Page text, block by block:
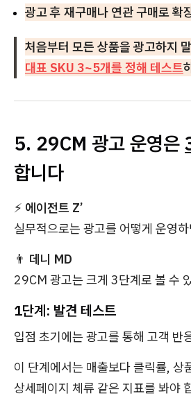
광고 후 재구매나 연관 구매로 확
처음부터 모든 상품을 광고하지
대표 SKU 3~5개를 정해 테스트
5. 29CM 광고 운영은
합니다
⚡ 에이전트 Z’
실무적으로는 광고를 어떻게 운영
👨 데니 MD
29CM 광고는 크게 3단계로 볼 수
1단계: 발견 테스트
입점 초기에는 광고를 통해 고객 반
이 단계에서는 매출보다 클릭률, 상
상세페이지 체류 같은 지표를 봐야